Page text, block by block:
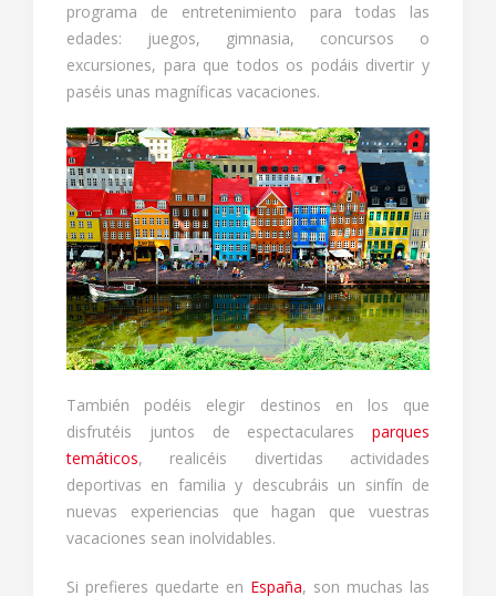
programa de entretenimiento para todas las
edades: juegos, gimnasia, concursos o
excursiones, para que todos os podáis divertir y
paséis unas magníficas vacaciones.
También podéis elegir destinos en los que
disfrutéis juntos de espectaculares parques
temáticos, realicéis divertidas actividades
deportivas en familia y descubráis un sinfín de
nuevas experiencias que hagan que vuestras
vacaciones sean inolvidables.
Si prefieres quedarte en España, son muchas las